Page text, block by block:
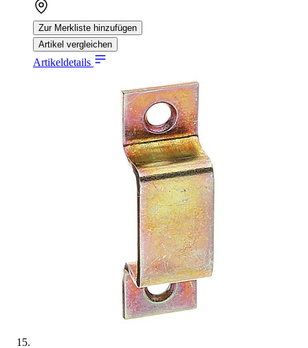
Zur Merkliste hinzufügen
Artikel vergleichen
Artikeldetails